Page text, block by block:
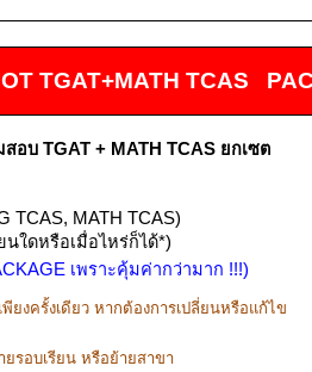
TGAT+MATH TCAS
สอบ TGAT + MATH TCAS ยกเซต
TCAS, MATH TCAS)
นใดหรือเมื่อไหร่ก็ได้*)
เพราะคุ้มค่ากว่ามาก !!!)
พียงครั้งเดียว หากต้องการเปลี่ยนหรือแก้ไข
รอบเรียน หรือย้ายสาขา